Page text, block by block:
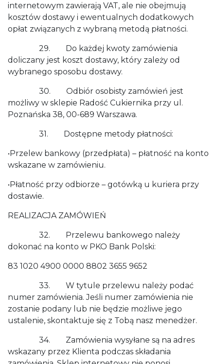
internetowym zawierają VAT, ale nie obejmują
kosztów dostawy i ewentualnych dodatkowych
opłat związanych z wybraną metodą płatności.
29. Do każdej kwoty zamówienia
doliczany jest koszt dostawy, który zależy od
wybranego sposobu dostawy.
30. Odbiór osobisty zamówień jest
możliwy w sklepie Radość Cukiernika przy ul.
Poznańska 38, 00-689 Warszawa.
31. Dostępne metody płatności:
•Przelew bankowy (przedpłata) – płatność na konto
wskazane w zamówieniu.
•Płatność przy odbiorze – gotówką u kuriera przy
dostawie.
REALIZACJA ZAMÓWIEŃ
32. Przelewu bankowego należy
dokonać na konto w PKO Bank Polski:
83 1020 4900 0000 8802 3655 9652
33. W tytule przelewu należy podać
numer zamówienia. Jeśli numer zamówienia nie
zostanie podany lub nie będzie możliwe jego
ustalenie, skontaktuje się z Tobą nasz menedżer.
34. Zamówienia wysyłane są na adres
wskazany przez Klienta podczas składania